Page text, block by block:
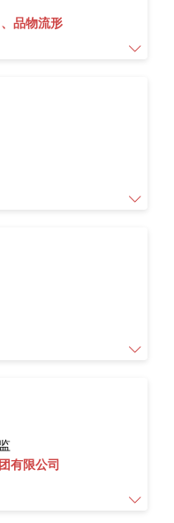
服务能力，在连
经验丰富。
品物流形
地区）传统⼿⼯
解构研究⽅法和
料的应⽤
业探索
资，并作为创始
余家企业的投
规划、市场拓展
与众多国内外大
业、化学品企业
落地。
NEXUS 是一家
究与战略咨询机
费者洞察，帮助
点关注新兴消费
有限公司